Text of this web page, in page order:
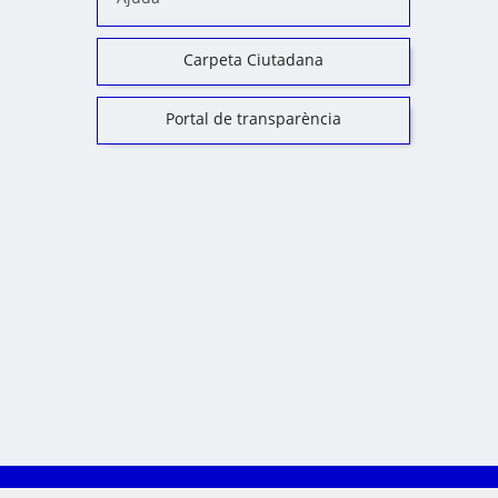
Carpeta Ciutadana
Portal de transparència